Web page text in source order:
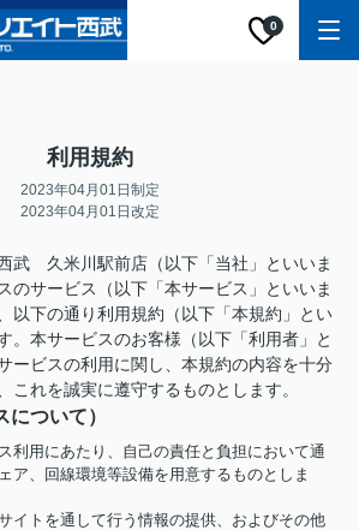
0
利用規約
2023年04月01日制定
2023年04月01日改定
武 久米川駅前店（以下「当社」といいま
のサービス（以下「本サービス」といいま
以下の通り利用規約（以下「本規約」とい
。本サービスのお客様（以下「利用者」と
ービスの利用に関し、本規約の内容を十分
これを誠実に遵守するものとします。
ついて）
利用にあたり、自己の責任と負担において通
ア、回線環境等設備を用意するものとしま
イトを通して行う情報の提供、およびその他